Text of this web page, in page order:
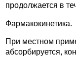
продолжается в
Фармакокинетика.
При местном
абсорбируется,